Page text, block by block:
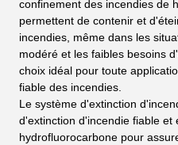
confinement des incendies de
permettent de contenir et
incendies, même dans les
modéré et les faibles besoins
choix idéal pour toute
fiable des incendies.
Le système d'extinction
d'extinction d'incendie fiable et
hydrofluorocarbone pour